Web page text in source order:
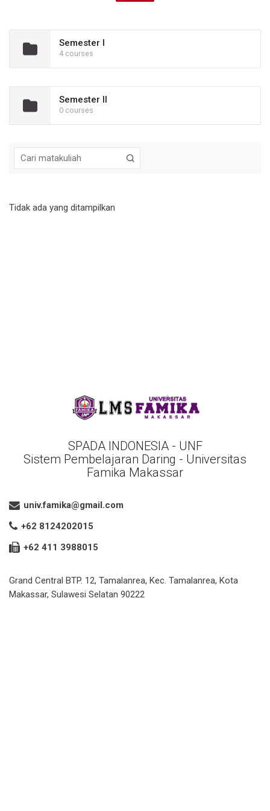
Semester I
4 courses
Semester II
0 courses
Tidak ada yang ditampilkan
SPADA INDONESIA - UNF
Sistem Pembelajaran Daring - Universitas
Famika Makassar
univ.famika@gmail.com
+62 8124202015
+62 411 3988015
Grand Central BTP. 12, Tamalanrea, Kec. Tamalanrea, Kota
Makassar, Sulawesi Selatan 90222